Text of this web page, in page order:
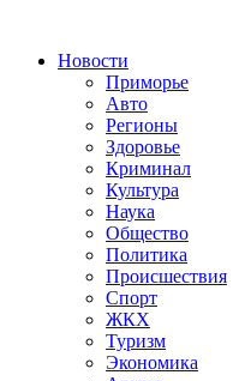
Новости
Приморье
Авто
Регионы
Здоровье
Криминал
Культура
Наука
Общество
Политика
Происшествия
Спорт
ЖКХ
Туризм
Экономика